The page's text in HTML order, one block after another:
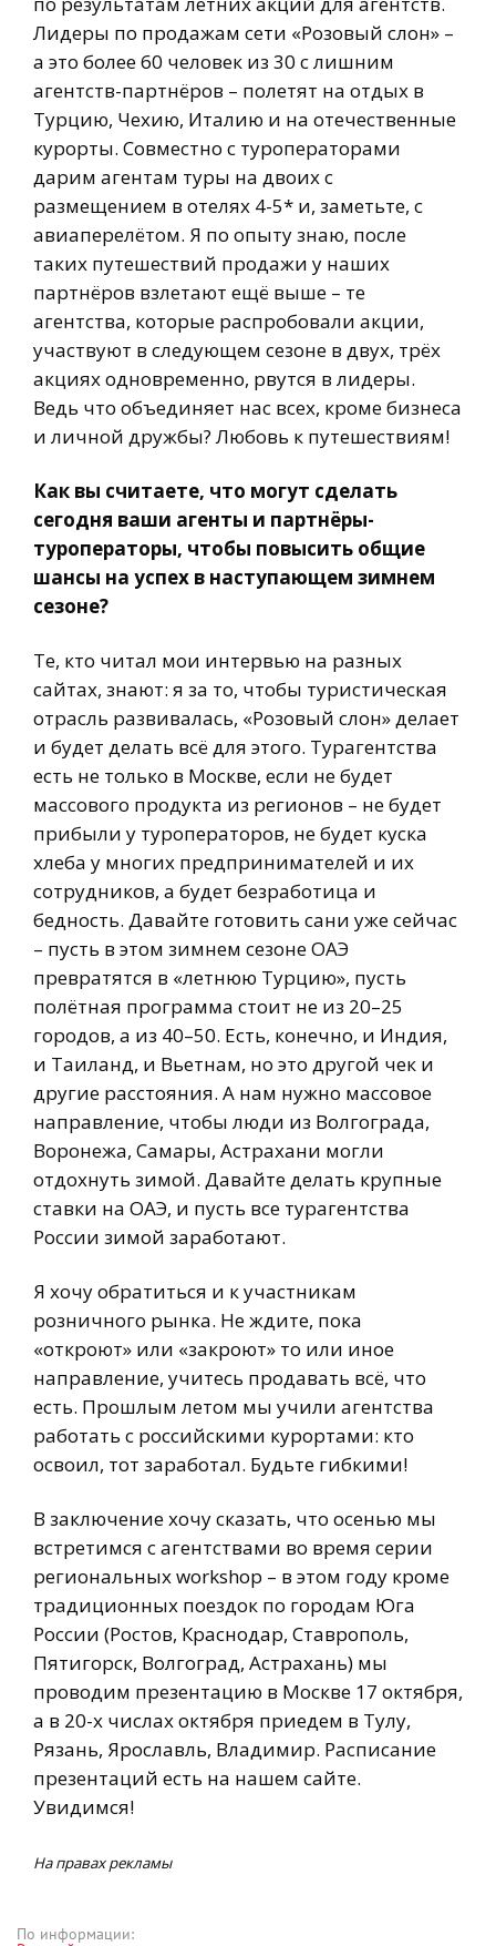
Лидеры по продажам сети «Розовый слон» –
а это более 60 человек из 30 с лишним
агентств-партнёров – полетят на отдых в
Турцию, Чехию, Италию и на отечественные
курорты. Совместно с туроператорами
дарим агентам туры на двоих с
размещением в отелях 4-5* и, заметьте, с
авиаперелётом. Я по опыту знаю, после
таких путешествий продажи у наших
партнёров взлетают ещё выше – те
агентства, которые распробовали акции,
участвуют в следующем сезоне в двух, трёх
акциях одновременно, рвутся в лидеры.
Ведь что объединяет нас всех, кроме бизнеса
и личной дружбы? Любовь к путешествиям!
Как вы считаете, что могут сделать
сегодня ваши агенты и партнёры-
туроператоры, чтобы повысить общие
шансы на успех в наступающем зимнем
сезоне?
Те, кто читал мои интервью на разных
сайтах, знают: я за то, чтобы туристическая
отрасль развивалась, «Розовый слон» делает
и будет делать всё для этого. Турагентства
есть не только в Москве, если не будет
массового продукта из регионов – не будет
прибыли у туроператоров, не будет куска
хлеба у многих предпринимателей и их
сотрудников, а будет безработица и
бедность. Давайте готовить сани уже сейчас
– пусть в этом зимнем сезоне ОАЭ
превратятся в «летнюю Турцию», пусть
полётная программа стоит не из 20–25
городов, а из 40–50. Есть, конечно, и Индия,
и Таиланд, и Вьетнам, но это другой чек и
другие расстояния. А нам нужно массовое
направление, чтобы люди из Волгограда,
Воронежа, Самары, Астрахани могли
отдохнуть зимой. Давайте делать крупные
ставки на ОАЭ, и пусть все турагентства
России зимой заработают.
Я хочу обратиться и к участникам
розничного рынка. Не ждите, пока
«откроют» или «закроют» то или иное
направление, учитесь продавать всё, что
есть. Прошлым летом мы учили агентства
работать с российскими курортами: кто
освоил, тот заработал. Будьте гибкими!
В заключение хочу сказать, что осенью мы
встретимся с агентствами во время серии
региональных workshop – в этом году кроме
традиционных поездок по городам Юга
России (Ростов, Краснодар, Ставрополь,
Пятигорск, Волгоград, Астрахань) мы
проводим презентацию в Москве 17 октября,
а в 20-х числах октября приедем в Тулу,
Рязань, Ярославль, Владимир. Расписание
презентаций есть на нашем сайте.
Увидимся!
На правах рекламы
По информации: